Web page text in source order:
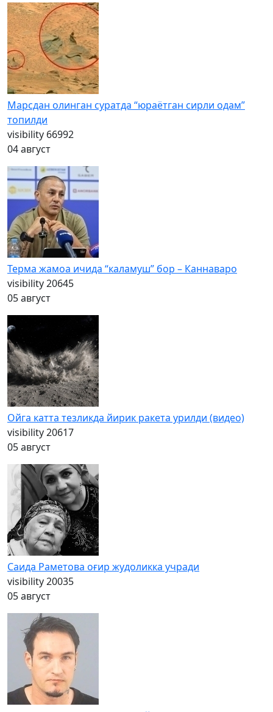
Марсдан олинган суратда “юраётган сирли одам”
топилди
visibility 66992
04 август
Терма жамоа ичида “каламуш” бор – Каннаваро
visibility20645
05 август
Ойга катта тезликда йирик ракета урилди (видео)
visibility20617
05 август
Саида Раметова оғир жудоликка учради
visibility20035
05 август